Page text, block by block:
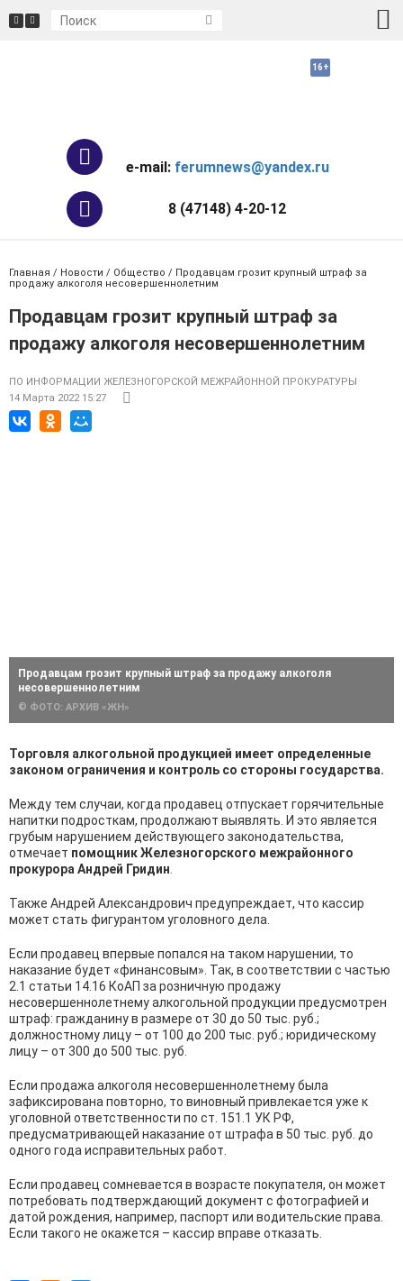
e-mail: ferumnews@yandex.ru
8 (47148) 4-20-12
Главная / Новости / Общество / Продавцам грозит крупный штраф за
продажу алкоголя несовершеннолетним
Продавцам грозит крупный штраф за
продажу алкоголя несовершеннолетним
ПО ИНФОРМАЦИИ ЖЕЛЕЗНОГОРСКОЙ МЕЖРАЙОННОЙ ПРОКУРАТУРЫ
14 Марта 2022 15:27
Продавцам грозит крупный штраф за продажу алкоголя
несовершеннолетним
© ФОТО: АРХИВ «ЖН»
Торговля алкогольной продукцией имеет определенные
законом ограничения и контроль со стороны государства.
Между тем случаи, когда продавец отпускает горячительные
напитки подросткам, продолжают выявлять. И это является
грубым нарушением действующего законодательства,
отмечает помощник Железногорского межрайонного
прокурора Андрей Гридин
Также Андрей Александрович предупреждает, что кассир
может стать фигурантом уголовного дела.
Если продавец впервые попался на таком нарушении, то
наказание будет «финансовым». Так, в соответствии с частью
2.1 статьи 14.16 КоАП за розничную продажу
несовершеннолетнему алкогольной продукции предусмотрен
штраф: гражданину в размере от 30 до 50 тыс. руб.;
должностному лицу – от 100 до 200 тыс. руб.; юридическому
лицу – от 300 до 500 тыс. руб.
Если продажа алкоголя несовершеннолетнему была
зафиксирована повторно, то виновный привлекается уже к
уголовной ответственности по ст. 151.1 УК РФ,
предусматривающей наказание от штрафа в 50 тыс. руб. до
одного года исправительных работ.
Если продавец сомневается в возрасте покупателя, он может
потребовать подтверждающий документ с фотографией и
датой рождения, например, паспорт или водительские права.
Если такого не окажется – кассир вправе отказать.